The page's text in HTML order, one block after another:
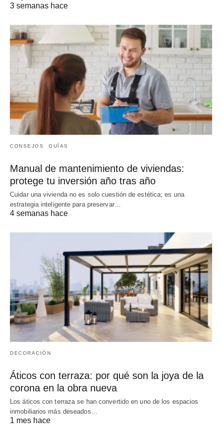
3 semanas hace
CONSEJOS GUÍAS
Manual de mantenimiento de viviendas:
protege tu inversión año tras año
Cuidar una vivienda no es solo cuestión de estética; es una
estrategia inteligente para preservar…
4 semanas hace
DECORACIÓN
Áticos con terraza: por qué son la joya de la
corona en la obra nueva
Los áticos con terraza se han convertido en uno de los espacios
inmobiliarios más deseados…
1 mes hace